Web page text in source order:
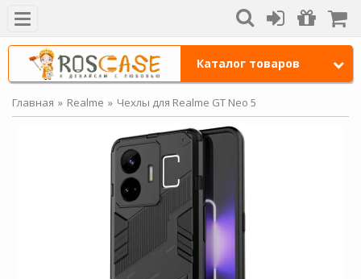
Каталог товаров
Главная Realme Чехлы для Realme GT Neo 5